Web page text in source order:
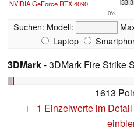
NVIDIA GeForce RTX 4090
0%
Suchen: Modell:
Laptop
3DMark- 3DMark Fire Strike
1613
+ 1 Einzelwerte im Detail